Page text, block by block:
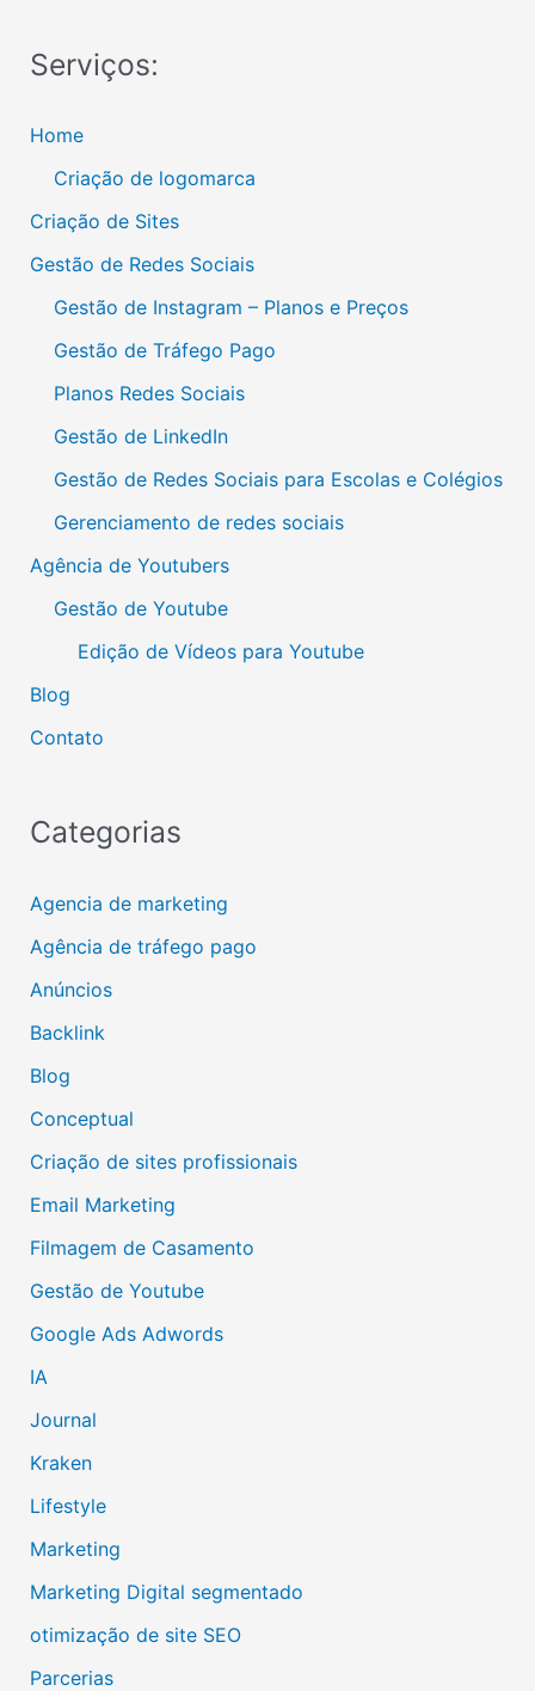
Serviços:
Home
Criação de logomarca
Criação de Sites
Gestão de Redes Sociais
Gestão de Instagram – Planos e Preços
Gestão de Tráfego Pago
Planos Redes Sociais
Gestão de LinkedIn
Gestão de Redes Sociais para Escolas e Colégios
Gerenciamento de redes sociais
Agência de Youtubers
Gestão de Youtube
Edição de Vídeos para Youtube
Blog
Contato
Categorias
Agencia de marketing
Agência de tráfego pago
Anúncios
Backlink
Blog
Conceptual
Criação de sites profissionais
Email Marketing
Filmagem de Casamento
Gestão de Youtube
Google Ads Adwords
IA
Journal
Kraken
Lifestyle
Marketing
Marketing Digital segmentado
otimização de site SEO
Parcerias